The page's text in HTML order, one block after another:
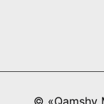
© «Qamshy